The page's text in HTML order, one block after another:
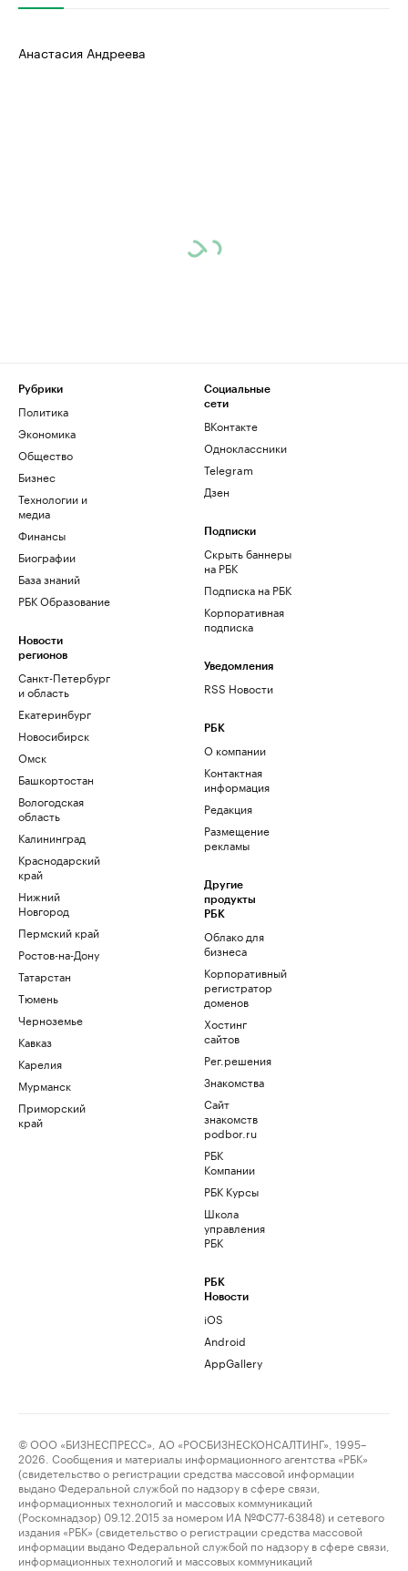
Анастасия Андреева
Рубрики
Политика
Экономика
Общество
Бизнес
Технологии и
медиа
Финансы
Биографии
База знаний
РБК Образование
Новости
регионов
Санкт-Петербург
и область
Екатеринбург
Новосибирск
Омск
Башкортостан
Вологодская
область
Калининград
Краснодарский
край
Нижний
Новгород
Пермский край
Ростов-на-Дону
Татарстан
Тюмень
Черноземье
Кавказ
Карелия
Мурманск
Приморский
край
Социальные
сети
ВКонтакте
Одноклассники
Telegram
Дзен
Подписки
Скрыть баннеры
на РБК
Подписка на РБК
Корпоративная
подписка
Уведомления
RSS Новости
РБК
О компании
Контактная
информация
Редакция
Размещение
рекламы
Другие
продукты
РБК
Облако для
бизнеса
Корпоративный
регистратор
доменов
Хостинг
сайтов
Рег.решения
Знакомства
Сайт
знакомств
podbor.ru
РБК
Компании
РБК Курсы
Школа
управления
РБК
РБК
Новости
iOS
Android
AppGallery
© ООО «БИЗНЕСПРЕСС», АО «РОСБИЗНЕСКОНСАЛТИНГ», 1995–
2026. Сообщения и материалы информационного агентства «РБК»
(свидетельство о регистрации средства массовой информации
выдано Федеральной службой по надзору в сфере связи,
информационных технологий и массовых коммуникаций
(Роскомнадзор) 09.12.2015 за номером ИА №ФС77-63848) и сетевого
издания «РБК» (свидетельство о регистрации средства массовой
информации выдано Федеральной службой по надзору в сфере связи,
информационных технологий и массовых коммуникаций